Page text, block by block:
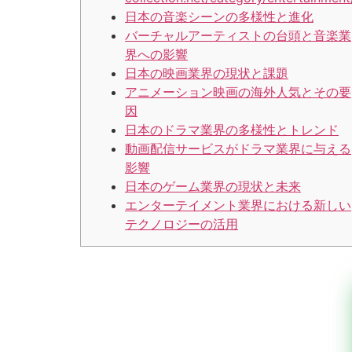
日本の音楽シーンの多様性と進化
バーチャルアーティストの台頭と音楽業
界への影響
日本の映画業界の現状と課題
アニメーション映画の海外人気とその要
因
日本のドラマ業界の多様性とトレンド
動画配信サービスがドラマ業界に与える
影響
日本のゲーム業界の現状と未来
エンターテイメント業界における新しい
テクノロジーの活用